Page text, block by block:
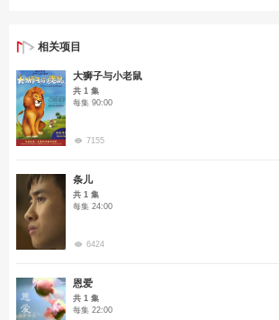
相关项目
大狮子与小老鼠
共 1 集
每集 90:00
7155
条儿
共 1 集
每集 24:00
6424
恩爱
共 1 集
每集 22:00